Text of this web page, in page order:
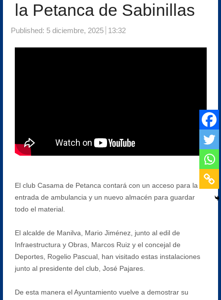
la Petanca de Sabinillas
Published: 5 diciembre, 2025 13:32
El club Casama de Petanca contará con un acceso para la
entrada de ambulancia y un nuevo almacén para guardar
todo el material.
El alcalde de Manilva, Mario Jiménez, junto al edil de
Infraestructura y Obras, Marcos Ruiz y el concejal de
Deportes, Rogelio Pascual, han visitado estas instalaciones
junto al presidente del club, José Pajares.
De esta manera el Ayuntamiento vuelve a demostrar su